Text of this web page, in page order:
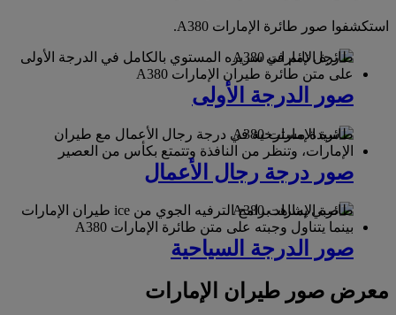
استكشفوا صور طائرة الإمارات A380.
طائرة الإمارات A380
صور الدرجة الأولى
طائرة الإمارات A380
صور درجة رجال الأعمال
طائرة الإمارات A380
صور الدرجة السياحية
معرض صور طيران الإمارات